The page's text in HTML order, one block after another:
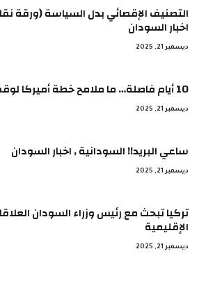
التصنيف الإقصائي بدل السياسة (ورقة
اخبار السودان
ديسمبر 21, 2025
10 أيام فاصلة… ما ملامح خطة أميركا لوقف حرب السودان؟
ديسمبر 21, 2025
ساعي البريد!! السودانية , اخبار السودان
ديسمبر 21, 2025
تركيا تبحث مع رئيس وزراء السودان
الإقليمية
ديسمبر 21, 2025